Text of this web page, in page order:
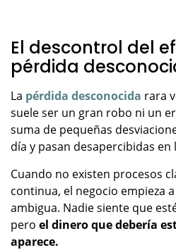
El descontrol del
pérdida
La pérdida desconocida rara
suele ser un gran robo ni un
suma de pequeñas
día y pasan desapercibidas en
Cuando no existen procesos
continua, el negocio empieza
ambigua. Nadie siente que
pero el dinero que debería
aparece.